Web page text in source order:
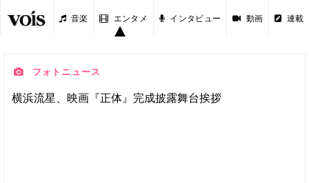
音楽 エンタメ インタビュー 動画 連載
フォトニュース
横浜流星、映画『正体』完成披露舞台挨拶